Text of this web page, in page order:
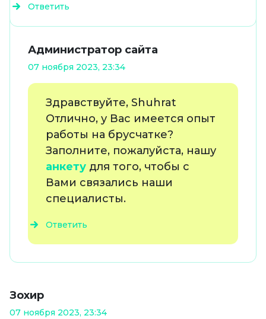
Ответить
Администратор сайта
07 ноября 2023, 23:34
Здравствуйте, Shuhrat
Отлично, у Вас имеется опыт
работы на брусчатке?
Заполните, пожалуйста, нашу
анкету для того, чтобы с
Вами связались наши
специалисты.
Ответить
Зохир
07 ноября 2023, 23:34